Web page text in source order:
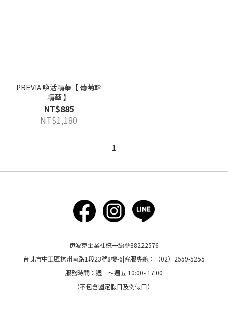
PREVIA 喚活精華【 葡萄幹
精華 】
NT$885
NT$1,180
1
伊波克企業社統一編號88222576
台北市中正區杭州南路1段23號8樓-6|客服專線：（02）2559-5255
服務時間：週一～週五 10:00- 17:00
（不包含國定假日及例假日）